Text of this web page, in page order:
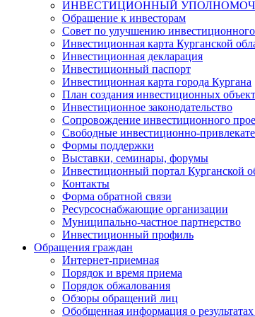
ИНВЕСТИЦИОННЫЙ
Обращение к инвесторам
Совет по улучшению инвестиционного
Инвестиционная карта Курганской
Инвестиционная декларация
Инвестиционный паспорт
Инвестиционная карта города Кургана
План создания инвестиционных
Инвестиционное законодательство
Сопровождение инвестиционного
Свободные инвестиционно-
Формы поддержки
Выставки, семинары, форумы
Инвестиционный портал Курганской
Контакты
Форма обратной связи
Ресурсоснабжающие организации
Муниципально-частное партнерство
Инвестиционный профиль
Обращения граждан
Интернет-приемная
Порядок и время приема
Порядок обжалования
Обзоры обращений лиц
Обобщенная информация о